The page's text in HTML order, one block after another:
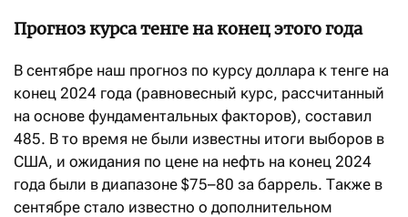
Прогноз курса тенге на конец этого года
В сентябре наш прогноз по курсу доллара к тенге на
конец 2024 года (равновесный курс, рассчитанный
на основе фундаментальных факторов), составил
485. В то время не были известны итоги выборов в
США, и ожидания по цене на нефть на конец 2024
года были в диапазоне $75–80 за баррель. Также в
сентябре стало известно о дополнительном